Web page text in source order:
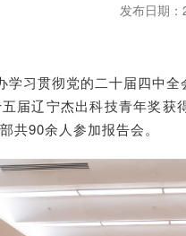
发布日期：
学习贯彻党的二十届四中
届辽宁杰出科技青年奖
共90余人参加报告会。